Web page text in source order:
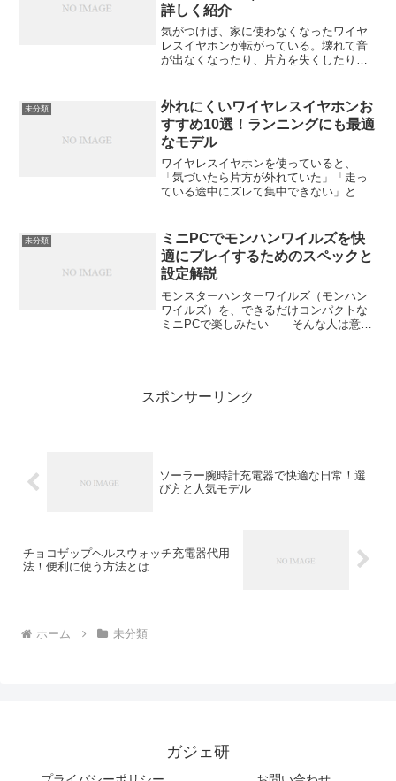
詳しく紹介
気がつけば、家に使わなくなったワイヤ
レスイヤホンが転がっている。壊れて音
が出なくなったり、片方を失くしたり、
の？」と悩む人、多いはずです。川崎市
に住んでいる方なら、なおさら...
未分類
外れにくいワイヤレスイヤホンお
すすめ10選！ランニングにも最適
なモデル
ワイヤレスイヤホンを使っていると、
「気づいたら片方が外れていた」「走っ
ている途中にズレて集中できない」とい
くなるためイヤホンが耳から落ちやすく
なります。この記事では、外...
未分類
ミニPCでモンハンワイルズを快
適にプレイするためのスペックと
設定解説
モンスターハンターワイルズ（モンハン
ワイルズ）を、できるだけコンパクトな
ミニPCで楽しみたい——そんな人は意外
スポンサーリンク
ソーラー腕時計充電器で快適な日常！選
び方と人気モデル
チョコザップヘルスウォッチ充電器代用
法！便利に使う方法とは
ホーム 未分類
ガジェ研